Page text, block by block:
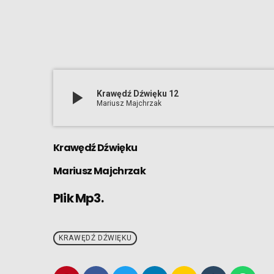
play_arrow Krawędź Dźwięku 12
Mariusz Majchrzak
Krawędź Dźwięku
Mariusz Majchrzak
Plik Mp3.
KRAWĘDŹ DŹWIĘKU